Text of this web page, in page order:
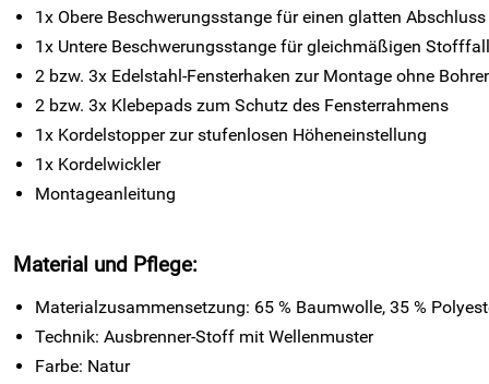
1x Obere Beschwerungsstange für einen glatten Abschluss
1x Untere Beschwerungsstange für gleichmäßigen Stofffall
2 bzw. 3x Edelstahl-Fensterhaken zur Montage ohne
2 bzw. 3x Klebepads zum Schutz des Fensterrahmens
1x Kordelstopper zur stufenlosen Höheneinstellung
1x Kordelwickler
Montageanleitung
Material und Pflege:
Materialzusammensetzung: 65 % Baumwolle, 35 %
Technik: Ausbrenner-Stoff mit Wellenmuster
Farbe: Natur